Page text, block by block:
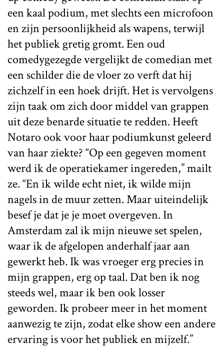
een kaal podium, met slechts een microfoon
en zijn persoonlijkheid als wapens, terwijl
het publiek gretig gromt. Een oud
comedygezegde vergelijkt de comedian met
een schilder die de vloer zo verft dat hij
zichzelf in een hoek drijft. Het is vervolgens
zijn taak om zich door middel van grappen
uit deze benarde situatie te redden. Heeft
Notaro ook voor haar podiumkunst geleerd
van haar ziekte? “Op een gegeven moment
werd ik de operatiekamer ingereden,” mailt
ze. “En ik wilde echt niet, ik wilde mijn
nagels in de muur zetten. Maar uiteindelijk
besef je dat je je moet overgeven. In
Amsterdam zal ik mijn nieuwe set spelen,
waar ik de afgelopen anderhalf jaar aan
gewerkt heb. Ik was vroeger erg precies in
mijn grappen, erg op taal. Dat ben ik nog
steeds wel, maar ik ben ook losser
geworden. Ik probeer meer in het moment
aanwezig te zijn, zodat elke show een andere
ervaring is voor het publiek en mijzelf.”